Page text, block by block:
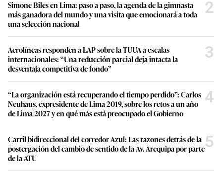
Simone Biles en Lima: paso a paso, la agenda de la gimnasta
más ganadora del mundo y una visita que emocionará a toda
una selección nacional
2
Aerolíneas responden a LAP sobre la TUUA a escalas
internacionales: “Una reducción parcial deja intacta la
desventaja competitiva de fondo”
3
“La organización está recuperando el tiempo perdido”: Carlos
Neuhaus, expresidente de Lima 2019, sobre los retos a un año
de Lima 2027 y en qué más está preocupado el Gobierno
4
Carril bidireccional del corredor Azul: Las razones detrás de la
postergación del cambio de sentido de la Av. Arequipa por parte
de la ATU
5